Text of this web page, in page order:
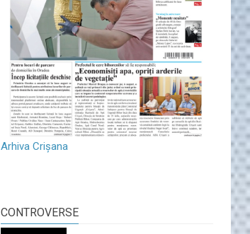
Arhiva Crișana
CONTROVERSE